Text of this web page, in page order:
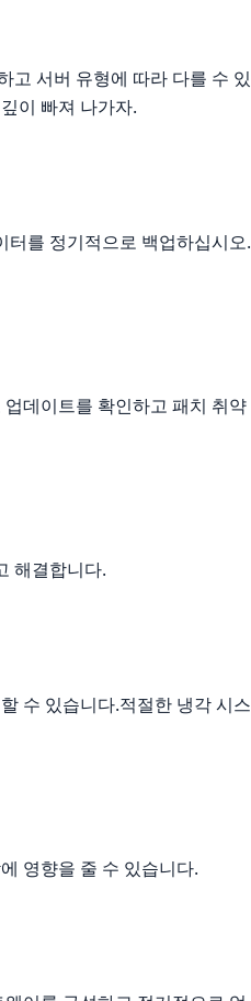
고 서버 유형에 따라 다를 수 있
이 빠져 나가자.
터를 정기적으로 백업하십시오.
데이트를 확인하고 패치 취약
해결합니다.
수 있습니다.적절한 냉각 시스
영향을 줄 수 있습니다.